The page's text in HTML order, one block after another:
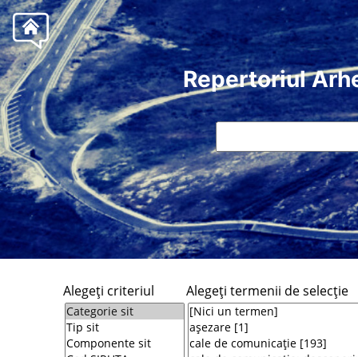
Repertoriul
Alegeţi criteriul Alegeţi termenii de selecţie